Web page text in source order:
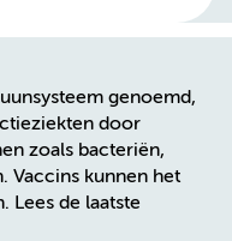
genoemd,
door
zoals bacteriën,
Vaccins kunnen het
Lees de laatste